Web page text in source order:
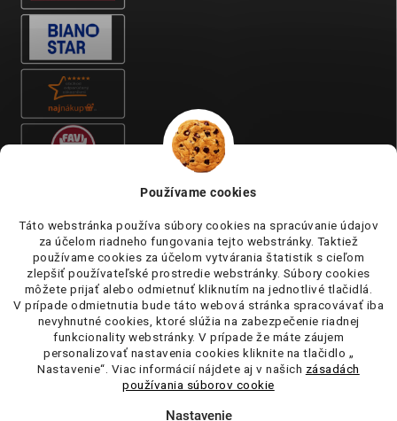
Používame cookies
Táto webstránka používa súbory cookies na spracúvanie údajov
za účelom riadneho fungovania tejto webstránky. Taktiež
používame cookies za účelom vytvárania štatistik s cieľom
zlepšiť používateľské prostredie webstránky. Súbory cookies
môžete prijať alebo odmietnuť kliknutím na jednotlivé tlačidlá.
V prípade odmietnutia bude táto webová stránka spracovávať iba
nevyhnutné cookies, ktoré slúžia na zabezpečenie riadnej
funkcionality webstránky. V prípade že máte záujem
personalizovať nastavenia cookies kliknite na tlačidlo „
Nastavenie“. Viac informácií nájdete aj v našich zásadách
používania súborov cookie
Nastavenie